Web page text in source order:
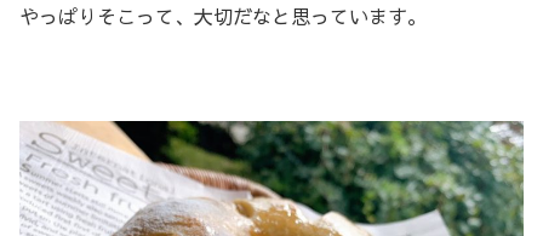
やっぱりそこって、大切だなと思っています。